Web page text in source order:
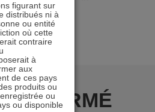
INFORMÉ
figurant sur
distribués ni à
ou entité
où cette
contraire
à
aux
de ces pays
produits ou
ou
ou disponible